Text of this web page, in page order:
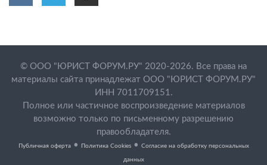
© ООО "ЮРИСТ ФОРУМ.РУ" 2020-2026. Все права на
материалы сайта принадлежат ООО "ЮРИСТ ФОРУМ.РУ"
ИНН 7011709151.
Полное или частичное воспроизведение материалов
возможно только по письменному разрешению
правообладателя.
Публичная оферта • Политика Cookies • Согласие на обработку персональных
данных